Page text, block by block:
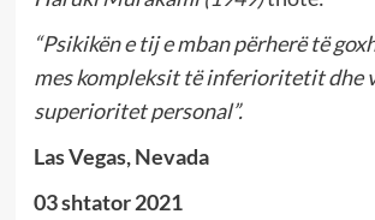
“Psikikën e tij e mban përherë të
mes kompleksit të inferioritetit dhe
superioritet personal”.
Las Vegas, Nevada
03 shtator 2021